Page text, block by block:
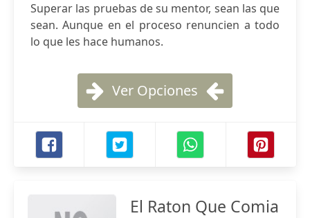
Superar las pruebas de su mentor, sean las que
sean. Aunque en el proceso renuncien a todo
lo que les hace humanos.
Ver Opciones
El Raton Que Comia